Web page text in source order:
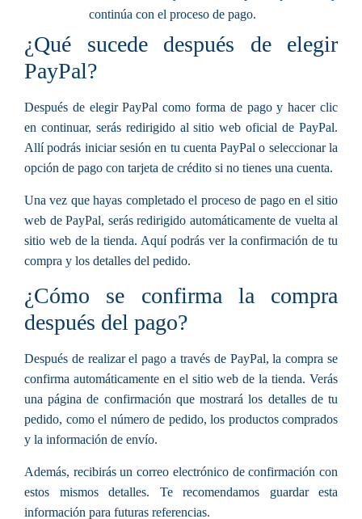
continúa con el proceso de pago.
¿Qué sucede después de elegir
PayPal?
Después de elegir PayPal como forma de pago y hacer clic
en continuar, serás redirigido al sitio web oficial de PayPal.
Allí podrás iniciar sesión en tu cuenta PayPal o seleccionar la
opción de pago con tarjeta de crédito si no tienes una cuenta.
Una vez que hayas completado el proceso de pago en el sitio
web de PayPal, serás redirigido automáticamente de vuelta al
sitio web de la tienda. Aquí podrás ver la confirmación de tu
compra y los detalles del pedido.
¿Cómo se confirma la compra
después del pago?
Después de realizar el pago a través de PayPal, la compra se
confirma automáticamente en el sitio web de la tienda. Verás
una página de confirmación que mostrará los detalles de tu
pedido, como el número de pedido, los productos comprados
y la información de envío.
Además, recibirás un correo electrónico de confirmación con
estos mismos detalles. Te recomendamos guardar esta
información para futuras referencias.